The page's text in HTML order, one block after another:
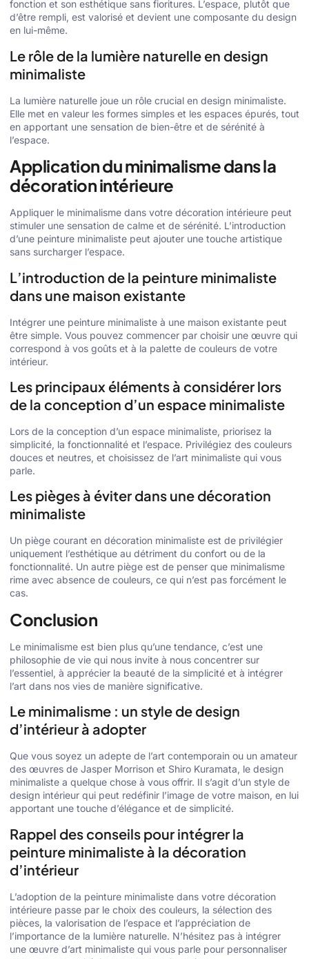
fonction et son esthétique sans fioritures. L’espace, plutôt que
d’être rempli, est valorisé et devient une composante du design
en lui-même.
Le rôle de la lumière naturelle en design
minimaliste
La lumière naturelle joue un rôle crucial en design minimaliste.
Elle met en valeur les formes simples et les espaces épurés, tout
en apportant une sensation de bien-être et de sérénité à
l’espace.
Application du minimalisme dans la
décoration intérieure
Appliquer le minimalisme dans votre décoration intérieure peut
stimuler une sensation de calme et de sérénité. L’introduction
d’une peinture minimaliste peut ajouter une touche artistique
sans surcharger l’espace.
L’introduction de la peinture minimaliste
dans une maison existante
Intégrer une peinture minimaliste à une maison existante peut
être simple. Vous pouvez commencer par choisir une œuvre qui
correspond à vos goûts et à la palette de couleurs de votre
intérieur.
Les principaux éléments à considérer lors
de la conception d’un espace minimaliste
Lors de la conception d’un espace minimaliste, priorisez la
simplicité, la fonctionnalité et l’espace. Privilégiez des couleurs
douces et neutres, et choisissez de l’art minimaliste qui vous
parle.
Les pièges à éviter dans une décoration
minimaliste
Un piège courant en décoration minimaliste est de privilégier
uniquement l’esthétique au détriment du confort ou de la
fonctionnalité. Un autre piège est de penser que minimalisme
rime avec absence de couleurs, ce qui n’est pas forcément le
cas.
Conclusion
Le minimalisme est bien plus qu’une tendance, c’est une
philosophie de vie qui nous invite à nous concentrer sur
l’essentiel, à apprécier la beauté de la simplicité et à intégrer
l’art dans nos vies de manière significative.
Le minimalisme : un style de design
d’intérieur à adopter
Que vous soyez un adepte de l’art contemporain ou un amateur
des œuvres de Jasper Morrison et Shiro Kuramata, le design
minimaliste a quelque chose à vous offrir. Il s’agit d’un style de
design intérieur qui peut redéfinir l’image de votre maison, en lui
apportant une touche d’élégance et de simplicité.
Rappel des conseils pour intégrer la
peinture minimaliste à la décoration
d’intérieur
L’adoption de la peinture minimaliste dans votre décoration
intérieure passe par le choix des couleurs, la sélection des
pièces, la valorisation de l’espace et l’appréciation de
l’importance de la lumière naturelle. N’hésitez pas à intégrer
une œuvre d’art minimaliste qui vous parle pour personnaliser